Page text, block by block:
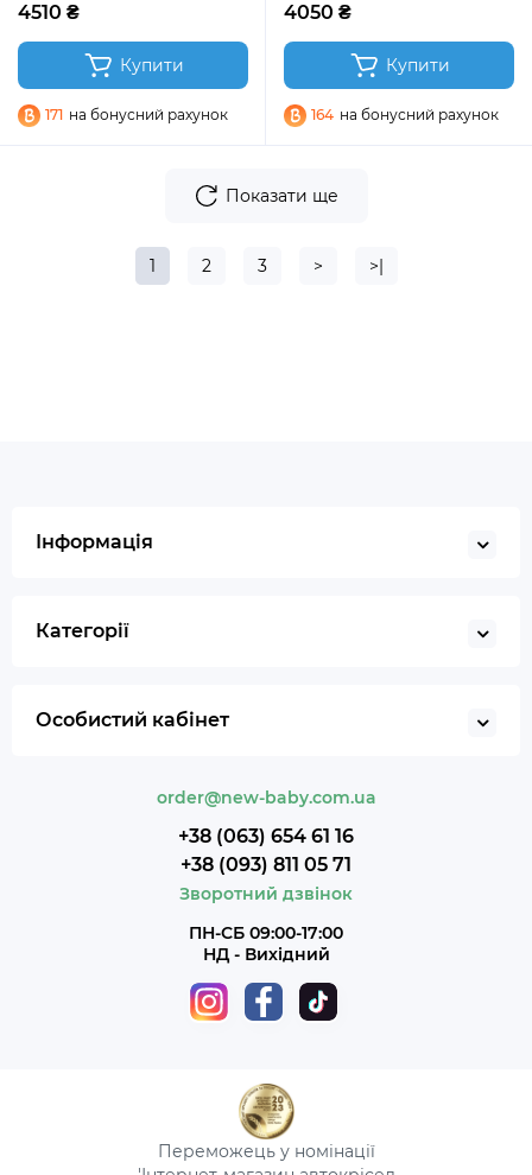
4510 ₴
Купити
171 на бонусний рахунок
4050 ₴
Купити
164 на бонусний рахунок
Показати ще
1 2 3 > >|
Інформація
Категорії
Особистий кабінет
order@new-baby.com.ua
+38 (063) 654 61 16
+38 (093) 811 05 71
Зворотний дзвінок
ПН-СБ 09:00-17:00
НД - Вихідний
Переможець у номінації